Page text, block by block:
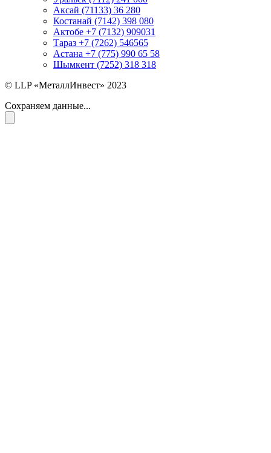
Аксай (71133) 36 280
Костанай (7142) 398 080
Актобе +7 (7132) 909031
Тараз +7 (7262) 546565
Астана +7 (775) 990 65 58
Шымкент (7252) 318 318
© LLP «МеталлИнвест» 2023
Сохраняем данные...